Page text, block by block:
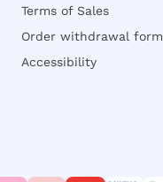
Terms of Sales
Order withdrawal form
Accessibility